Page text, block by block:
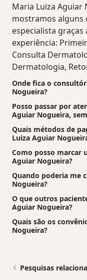
Maria Luiza Aguiar
mostramos alguns
especialista
experiência:
Consulta
Dermatologia,
Onde fica o
Nogueira?
Posso passar por
Aguiar Nogueira,
Quais métodos de
Luiza Aguiar
Como posso marcar
Aguiar Nogueira?
Quando poderia me
Nogueira?
O que outros
Aguiar Nogueira?
Quais são os
Nogueira?
Pesquisas